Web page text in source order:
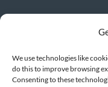
We use technologies like
do this to improve browsing
Consenting to these
© INTERIM
Términos de